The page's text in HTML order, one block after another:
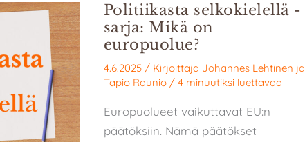
Politiikasta selkokielellä -
sarja: Mikä on
europuolue?
4.6.2025 / Kirjoittaja Johannes Lehtinen ja
Tapio Raunio/ 4 minuutiksi luettavaa
Europuolueet vaikuttavat EU:n
päätöksiin. Nämä päätökset